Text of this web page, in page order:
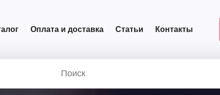
Оплата и доставка Статьи Контакты